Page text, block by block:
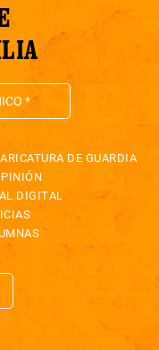
DE GUARDIA
DIGITAL